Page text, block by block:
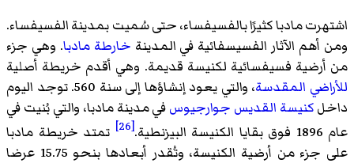
اشتهرت مادبا كثيرًا بالفسيفساء، حتى سُميت بمدينة الفسيفساء.
ومن أهم الآثار الفسيسفائية في المدينة خارطة مادبا. وهي جزء
من أرضية فسيفسائية لكنيسة قديمة. وهي أقدم خريطة أصلية
للأراضي المقدسة
، والتي يعود إنشاؤها إلى سنة 560. توجد اليوم
داخلكنيسة القديس جوارجيوسفي مدينة مادبا، والتي بُنيت في
عام 1896 فوق بقايا الكنيسة البيزنطية.
[26]
تمتد خريطة مادبا
على جزء من أرضية الكنيسة، وتُقدر أبعادها بنحو 15.75 عرضا